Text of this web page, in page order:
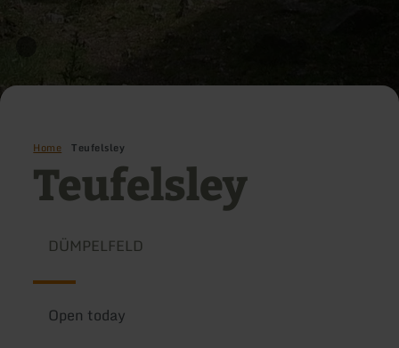
Home Teufelsley
Teufelsley
DÜMPELFELD
Open today